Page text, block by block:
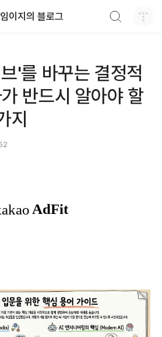
임이지의 블로그
'를 바꾸는 결정적
반드시 알아야 할
지